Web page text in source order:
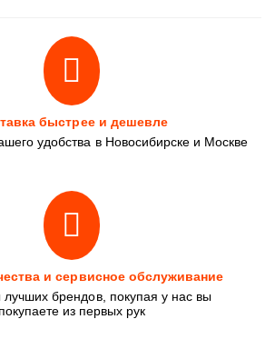
быстрее и дешевле
удобства в Новосибирске и Москве
и сервисное обслуживание
брендов, покупая у нас вы
покупаете из первых рук